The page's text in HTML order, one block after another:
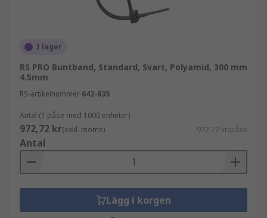
I lager
RS PRO Buntband, Standard, Svart, Polyamid, 300 mm
4.5mm
RS-artikelnummer 642-835
Antal (1 påse med 1000 enheter)
972,72 kr(exkl. moms) 972,72 kr/påse
Antal
Lägg i korgen